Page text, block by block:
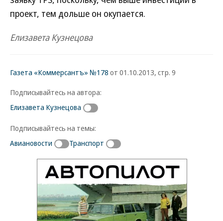
проект, тем дольше он окупается.
Елизавета Кузнецова
Газета «Коммерсантъ» №178 от 01.10.2013, стр. 9
Подписывайтесь на автора:
Елизавета Кузнецова
Подписывайтесь на темы:
Авиановости
Транспорт